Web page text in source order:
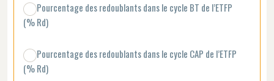
Pourcentage des redoublants dans le cycle BT de l’ETFP
(% Rd)
Pourcentage des redoublants dans le cycle CAP de l’ETFP
(% Rd)